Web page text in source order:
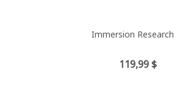
Immersion Research
Prix
119,99 $